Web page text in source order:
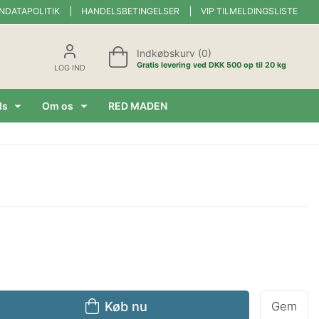
HANDELSBETINGELSER VIP TILMELDINGSLISTE
LOG IND
Indkøbskurv (0)
Gratis levering ved DKK 500 op til 20 kg
Om os RED MADEN
Køb nu Gem